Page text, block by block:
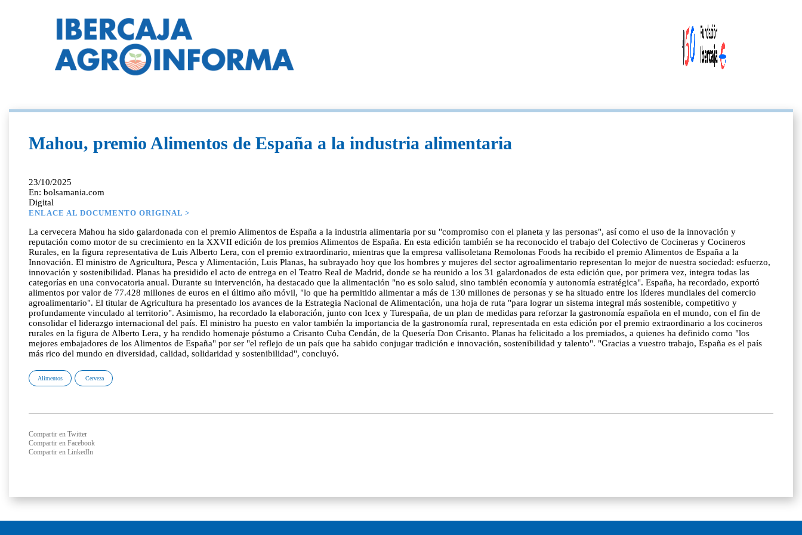
Mahou, premio Alimentos de España a la industria alimentaria
23/10/2025
En: bolsamania.com
Digital
ENLACE AL DOCUMENTO ORIGINAL >
La cervecera Mahou ha sido galardonada con el premio Alimentos de España a la industria alimentaria por su "compromiso con el planeta y las personas", así como el uso de la innovación y
reputación como motor de su crecimiento en la XXVII edición de los premios Alimentos de España. En esta edición también se ha reconocido el trabajo del Colectivo de Cocineras y Cocineros
Rurales, en la figura representativa de Luis Alberto Lera, con el premio extraordinario, mientras que la empresa vallisoletana Remolonas Foods ha recibido el premio Alimentos de España a la
Innovación. El ministro de Agricultura, Pesca y Alimentación, Luis Planas, ha subrayado hoy que los hombres y mujeres del sector agroalimentario representan lo mejor de nuestra sociedad: esfuerzo,
innovación y sostenibilidad. Planas ha presidido el acto de entrega en el Teatro Real de Madrid, donde se ha reunido a los 31 galardonados de esta edición que, por primera vez, integra todas las
categorías en una convocatoria anual. Durante su intervención, ha destacado que la alimentación "no es solo salud, sino también economía y autonomía estratégica". España, ha recordado, exportó
alimentos por valor de 77.428 millones de euros en el último año móvil, "lo que ha permitido alimentar a más de 130 millones de personas y se ha situado entre los líderes mundiales del comercio
agroalimentario". El titular de Agricultura ha presentado los avances de la Estrategia Nacional de Alimentación, una hoja de ruta "para lograr un sistema integral más sostenible, competitivo y
profundamente vinculado al territorio". Asimismo, ha recordado la elaboración, junto con Icex y Turespaña, de un plan de medidas para reforzar la gastronomía española en el mundo, con el fin de
consolidar el liderazgo internacional del país. El ministro ha puesto en valor también la importancia de la gastronomía rural, representada en esta edición por el premio extraordinario a los cocineros
rurales en la figura de Alberto Lera, y ha rendido homenaje póstumo a Crisanto Cuba Cendán, de la Quesería Don Crisanto. Planas ha felicitado a los premiados, a quienes ha definido como "los
mejores embajadores de los Alimentos de España" por ser "el reflejo de un país que ha sabido conjugar tradición e innovación, sostenibilidad y talento". "Gracias a vuestro trabajo, España es el país
más rico del mundo en diversidad, calidad, solidaridad y sostenibilidad", concluyó.
Alimentos Cerveza
Compartir en Twitter
Compartir en Facebook
Compartir en LinkedIn